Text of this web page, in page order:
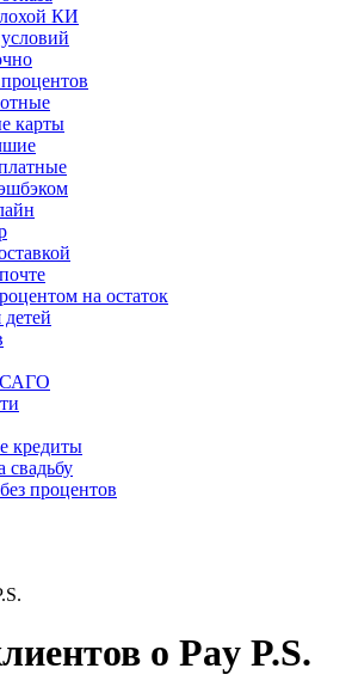
КИ
карты
на остаток
детей
кредиты
свадьбу
процентов
о Pay P.S.